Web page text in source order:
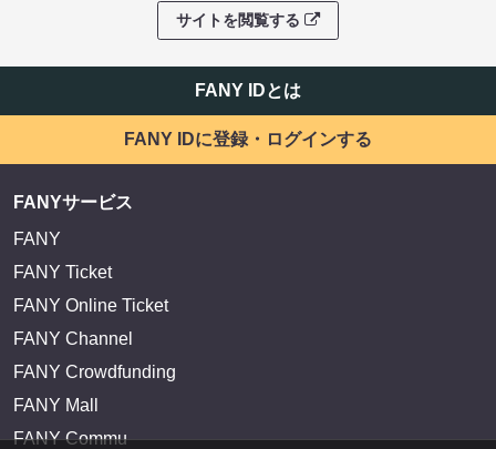
サイトを閲覧する
FANY IDとは
FANY IDに登録・ログインする
FANYサービス
FANY
FANY Ticket
FANY Online Ticket
FANY Channel
FANY Crowdfunding
FANY Mall
FANY Commu